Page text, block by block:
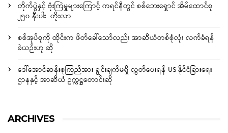
တိုက်ပွဲနှင့် ဗုံးကြဲမှုများကြောင့် ကရင်နီတွင် စစ်ဘေးရှောင် အိမ်ထောင်စု
၂၅၀ နီးပါး တိုးလာ
စစ်အုပ်စုကို ထိုင်းက ဖိတ်ခေါ်သော်လည်း အာဆီယံတစ်စုံလုံး လက်ခံရန်
ခဲယဉ်းဟု ဆို
ဒေါ်အောင်ဆန်းစုကြည်အား ချွင်းချက်မရှိ လွှတ်ပေးရန် US နိုင်ငံခြားရေး
ဌာနနှင့် အာဆီယံ ဥက္ကဋ္ဌတောင်းဆို
ARCHIVES